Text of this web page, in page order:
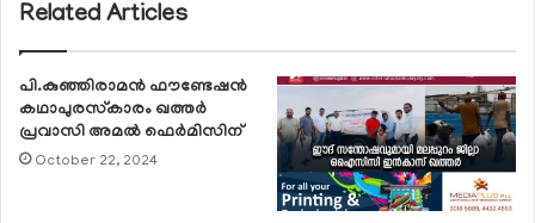
Related Articles
പി.കുഞ്ഞിരാമന്‍ ഫൗണ്ടേഷന്‍
കഥാപുരസ്‌കാരം ഖത്തര്‍
പ്രവാസി അമല്‍ ഫെര്‍മിസിന്
October 22, 2024